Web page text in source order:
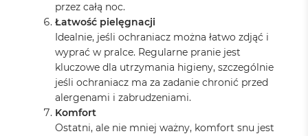
przez całą noc.
Łatwość pielęgnacji
Idealnie, jeśli ochraniacz można łatwo zdjąć i
wyprać w pralce. Regularne pranie jest
kluczowe dla utrzymania higieny, szczególnie
jeśli ochraniacz ma za zadanie chronić przed
alergenami i zabrudzeniami.
Komfort
Ostatni, ale nie mniej ważny, komfort snu jest